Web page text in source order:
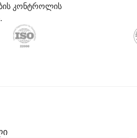
კონტროლის